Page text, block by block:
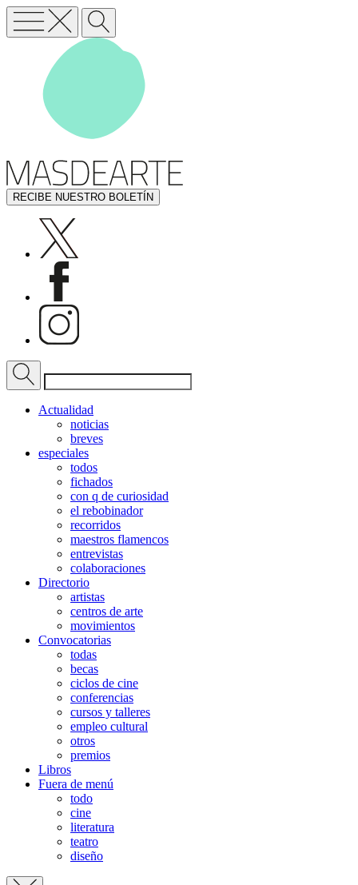
RECIBE NUESTRO BOLETÍN
Actualidad
noticias
breves
especiales
todos
fichados
con q de curiosidad
el rebobinador
recorridos
maestros flamencos
entrevistas
colaboraciones
Directorio
artistas
centros de arte
movimientos
Convocatorias
todas
becas
ciclos de cine
conferencias
cursos y talleres
empleo cultural
otros
premios
Libros
Fuera de menú
todo
cine
literatura
teatro
diseño